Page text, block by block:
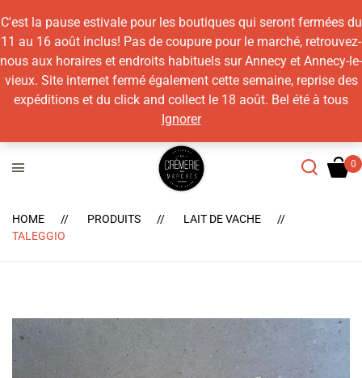
C'est la pause estivale pour les boutiques qui seront fermées du
11 au 16 août inclus! Pas de coupure pour le marché, retrouvez-
nous aux horaires et endroits habituels sur Annecy et Annecy-le-
vieux. Site internet fermé également cette semaine, reprise des
expéditions et du click and collect le 18 août. Bel été à tous
Ignorer
HOME PRODUITS
LAIT DE VACHE
TALEGGIO